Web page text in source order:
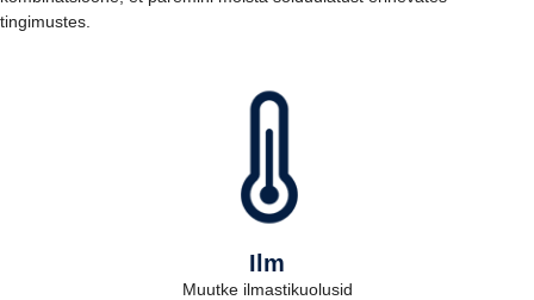
tingimustes.
Ilm
Muutke ilmastikuolusid